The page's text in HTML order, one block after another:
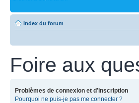
Index du forum
Foire aux
Problèmes de connexion et d’inscription
Pourquoi ne puis-je pas me connecter ?